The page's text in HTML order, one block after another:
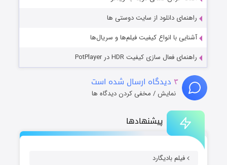
پیشنهادها
فیلم بادیگارد
راهنمای دانلود از سایت دوستی ها
آشنایی با انواع کیفیت فیلم‌ها و سریال‌ها
راهنمای فعال سازی کیفیت HDR در PotPlayer
۳ دیدگاه ارسال شده است
نمایش / مخفی کردن دیدگاه ها